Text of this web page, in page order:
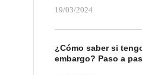
19/03/2024
¿Cómo saber si
embargo? Paso a